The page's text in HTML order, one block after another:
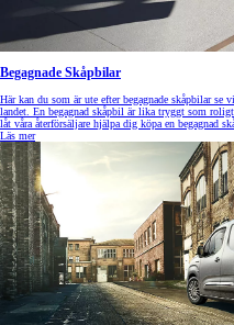
Begagnade Skåpbilar
Här kan du som är ute efter begagnade skåpbilar
landet. En begagnad skåpbil är lika tryggt som
låt våra återförsäljare hjälpa dig köpa en begagnad
Läs mer